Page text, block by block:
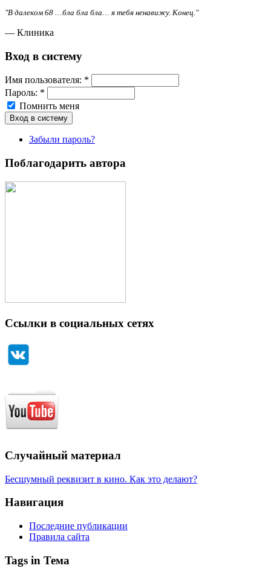
"В далеком 68 …бла бла бла… я тебя ненавижу. Конец."
— Клиника
Вход в систему
Имя пoльзовaтeля: *
Пароль: *
Помнить меня
Забыли пароль?
Поблагодарить автора
Ссылки в социальных сетях
Случайный материал
Бесшумный реквизит в кино. Как это делают?
Навигация
Последние публикации
Правила сайта
Tags in Тема